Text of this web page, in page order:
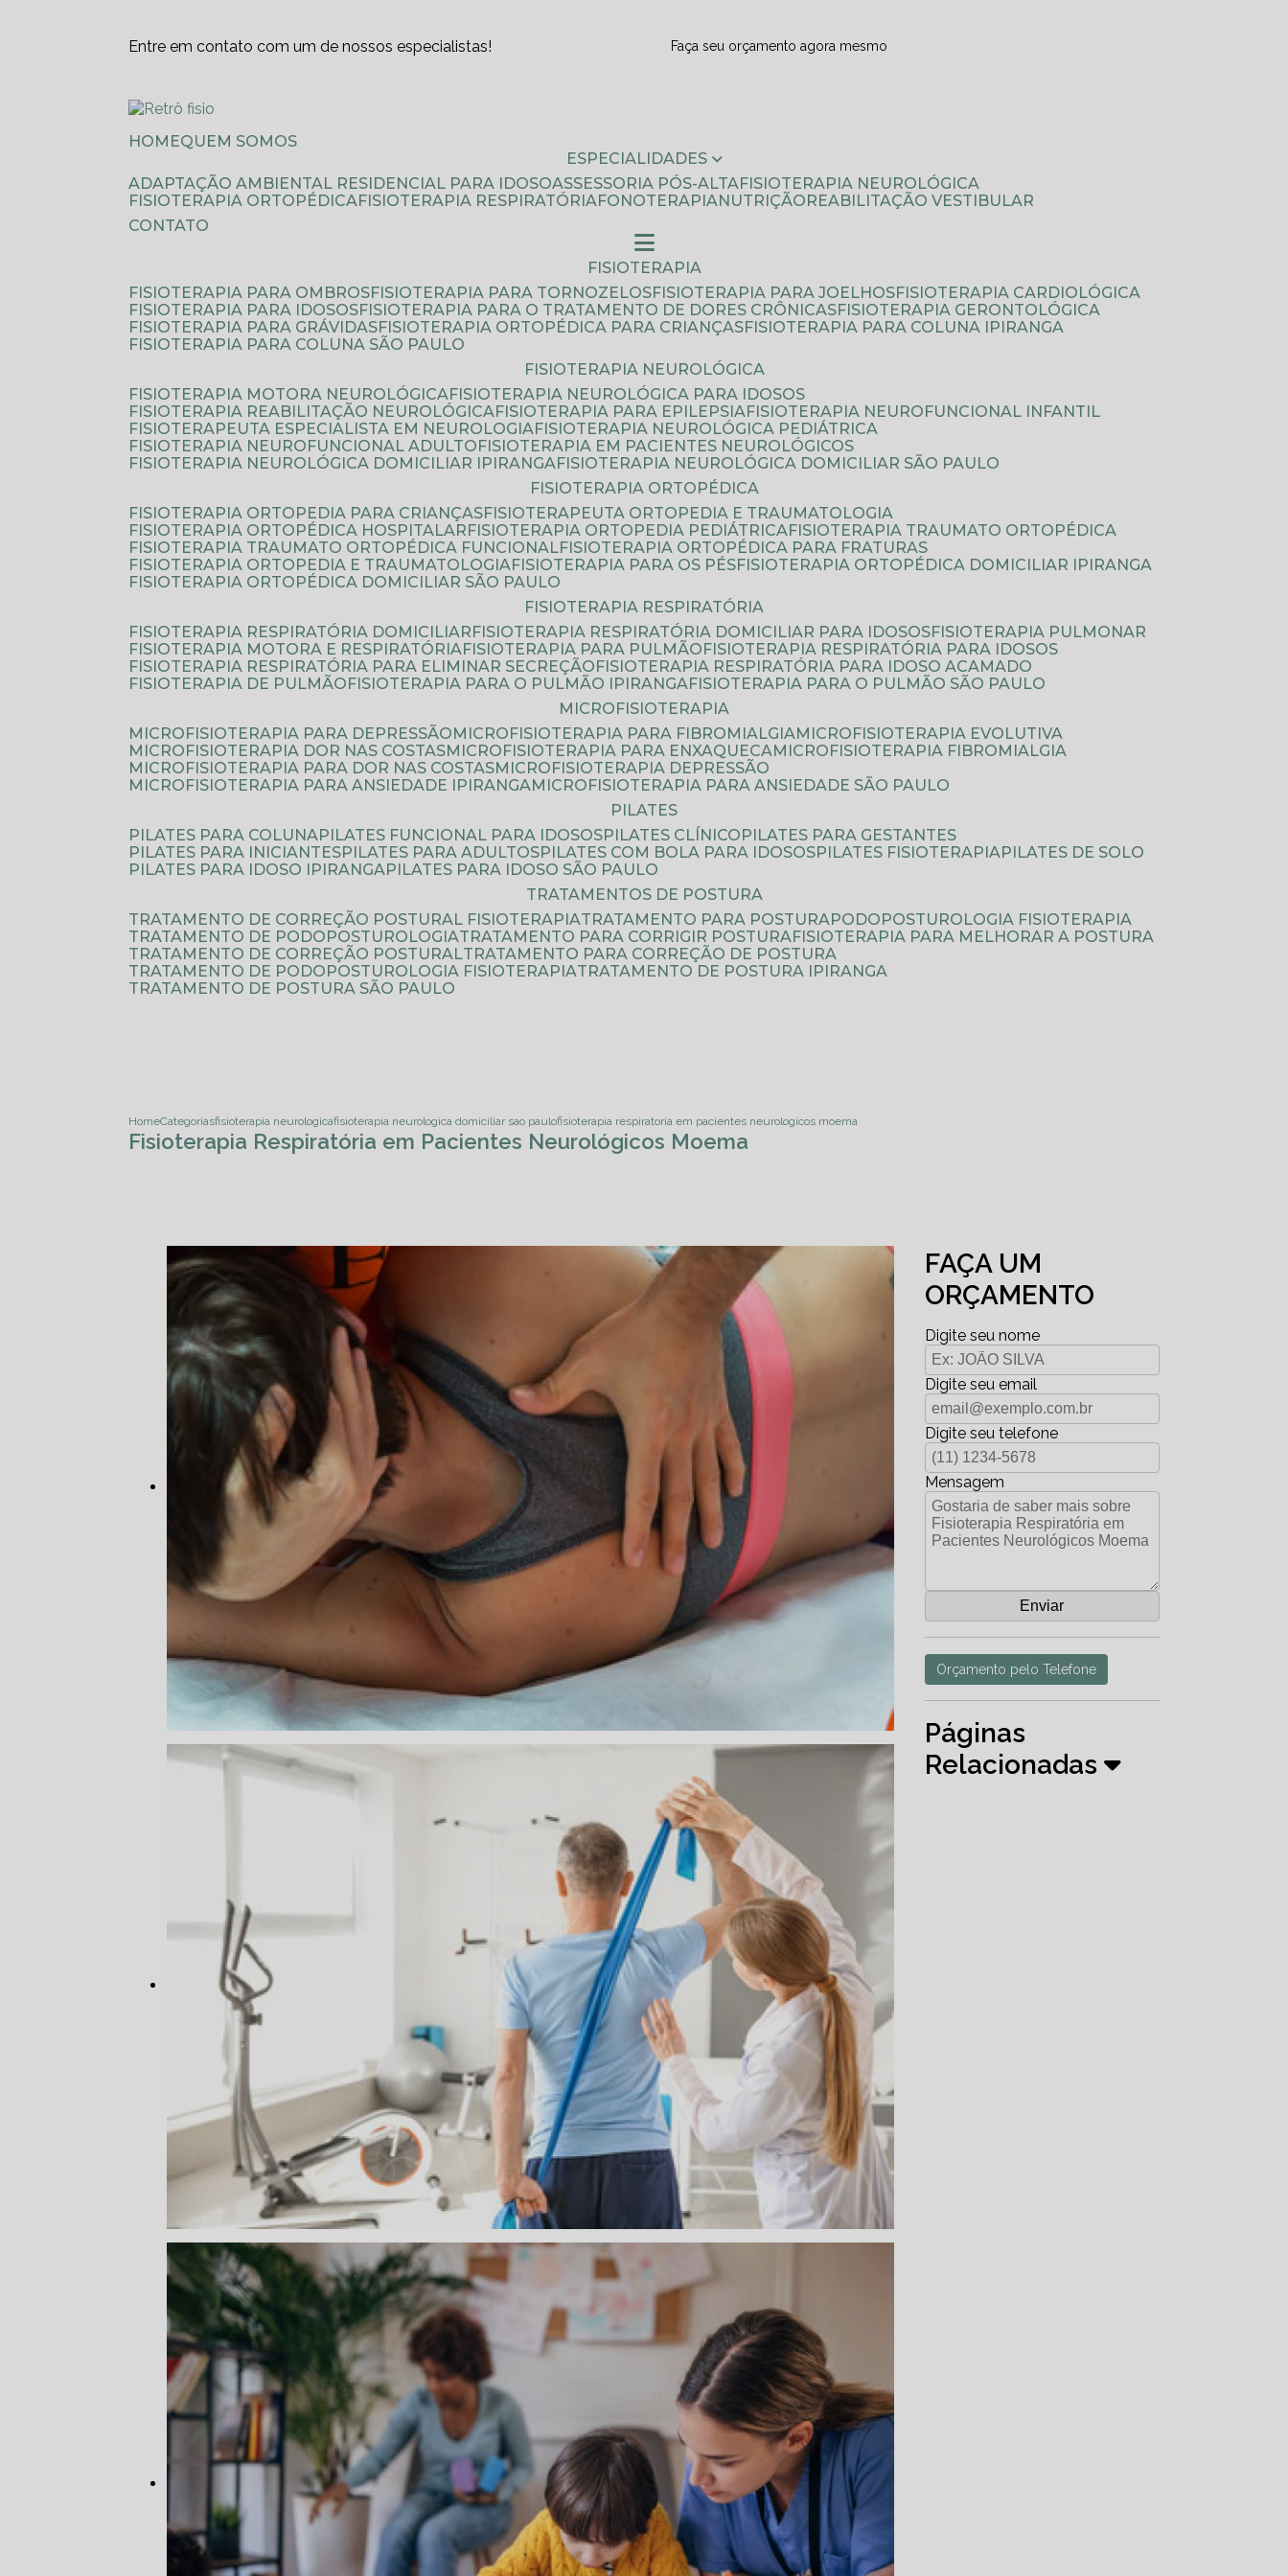
Entre em contato com um de nossos especialistas! Faça seu orçamento agora mesmo
HOME
QUEM SOMOS
ESPECIALIDADES
ADAPTAÇÃO AMBIENTAL RESIDENCIAL PARA IDOSO
ASSESSORIA PÓS-ALTA
FISIOTERAPIA NEUROLÓGICA
FISIOTERAPIA ORTOPÉDICA
FISIOTERAPIA RESPIRATÓRIA FONOTERAPIA NUTRIÇÃO
REABILITAÇÃO VESTIBULAR
CONTATO
FISIOTERAPIA
FISIOTERAPIA PARA OMBROS
FISIOTERAPIA PARA TORNOZELOS FISIOTERAPIA PARA JOELHOS
FISIOTERAPIA CARDIOLÓGICA
FISIOTERAPIA PARA IDOSOS
FISIOTERAPIA PARA O TRATAMENTO DE DORES CRÔNICAS
FISIOTERAPIA GERONTOLÓGICA
FISIOTERAPIA PARA GRÁVIDAS
FISIOTERAPIA ORTOPÉDICA PARA CRIANÇAS
FISIOTERAPIA PARA COLUNA IPIRANGA
FISIOTERAPIA PARA COLUNA SÃO PAULO
FISIOTERAPIA NEUROLÓGICA
FISIOTERAPIA MOTORA NEUROLÓGICA
FISIOTERAPIA NEUROLÓGICA PARA IDOSOS
FISIOTERAPIA REABILITAÇÃO NEUROLÓGICA
FISIOTERAPIA PARA EPILEPSIA
FISIOTERAPIA NEUROFUNCIONAL INFANTIL
FISIOTERAPEUTA ESPECIALISTA EM NEUROLOGIA
FISIOTERAPIA NEUROLÓGICA PEDIÁTRICA
FISIOTERAPIA NEUROFUNCIONAL ADULTO
FISIOTERAPIA EM PACIENTES NEUROLÓGICOS
FISIOTERAPIA NEUROLÓGICA DOMICILIAR IPIRANGA
FISIOTERAPIA NEUROLÓGICA DOMICILIAR SÃO PAULO
FISIOTERAPIA ORTOPÉDICA
FISIOTERAPIA ORTOPEDIA PARA CRIANÇAS
FISIOTERAPEUTA ORTOPEDIA E TRAUMATOLOGIA
FISIOTERAPIA ORTOPÉDICA HOSPITALAR
FISIOTERAPIA ORTOPEDIA PEDIÁTRICA
FISIOTERAPIA TRAUMATO ORTOPÉDICA
FISIOTERAPIA TRAUMATO ORTOPÉDICA FUNCIONAL
FISIOTERAPIA ORTOPÉDICA PARA FRATURAS
FISIOTERAPIA ORTOPEDIA E TRAUMATOLOGIA
FISIOTERAPIA PARA OS PÉS
FISIOTERAPIA ORTOPÉDICA DOMICILIAR IPIRANGA
FISIOTERAPIA ORTOPÉDICA DOMICILIAR SÃO PAULO
FISIOTERAPIA RESPIRATÓRIA
FISIOTERAPIA RESPIRATÓRIA DOMICILIAR
FISIOTERAPIA RESPIRATÓRIA DOMICILIAR PARA IDOSOS
FISIOTERAPIA PULMONAR
FISIOTERAPIA MOTORA E RESPIRATÓRIA
FISIOTERAPIA PARA PULMÃO
FISIOTERAPIA RESPIRATÓRIA PARA IDOSOS
FISIOTERAPIA RESPIRATÓRIA PARA ELIMINAR SECREÇÃO
FISIOTERAPIA RESPIRATÓRIA PARA IDOSO ACAMADO
FISIOTERAPIA DE PULMÃO
FISIOTERAPIA PARA O PULMÃO IPIRANGA
FISIOTERAPIA PARA O PULMÃO SÃO PAULO
MICROFISIOTERAPIA
MICROFISIOTERAPIA PARA DEPRESSÃO
MICROFISIOTERAPIA PARA FIBROMIALGIA
MICROFISIOTERAPIA EVOLUTIVA
MICROFISIOTERAPIA DOR NAS COSTAS
MICROFISIOTERAPIA PARA ENXAQUECA
MICROFISIOTERAPIA FIBROMIALGIA
MICROFISIOTERAPIA PARA DOR NAS COSTAS
MICROFISIOTERAPIA DEPRESSÃO
MICROFISIOTERAPIA PARA ANSIEDADE IPIRANGA
MICROFISIOTERAPIA PARA ANSIEDADE SÃO PAULO
PILATES
PILATES PARA COLUNA
PILATES FUNCIONAL PARA IDOSOS PILATES CLÍNICO
PILATES PARA GESTANTES
PILATES PARA INICIANTES
PILATES PARA ADULTOS PILATES COM BOLA PARA IDOSOS PILATES FISIOTERAPIA
PILATES DE SOLO
PILATES PARA IDOSO IPIRANGA
PILATES PARA IDOSO SÃO PAULO
TRATAMENTOS DE POSTURA
TRATAMENTO DE CORREÇÃO POSTURAL FISIOTERAPIA
TRATAMENTO PARA POSTURA
PODOPOSTUROLOGIA FISIOTERAPIA
TRATAMENTO DE PODOPOSTUROLOGIA
TRATAMENTO PARA CORRIGIR POSTURA
FISIOTERAPIA PARA MELHORAR A POSTURA
TRATAMENTO DE CORREÇÃO POSTURAL
TRATAMENTO PARA CORREÇÃO DE POSTURA
TRATAMENTO DE PODOPOSTUROLOGIA FISIOTERAPIA
TRATAMENTO DE POSTURA IPIRANGA
TRATAMENTO DE POSTURA SÃO PAULO
HomeCategoriasfisioterapia neurologicafisioterapia neurologica domiciliar sao paulofisioterapia respiratoria em pacientes neurologicos moema
Fisioterapia Respiratória em Pacientes Neurológicos Moema
FAÇA UM
ORÇAMENTO
Digite seu nome
Digite seu email
Digite seu telefone
Mensagem
Orçamento pelo Telefone
Páginas
Relacionadas